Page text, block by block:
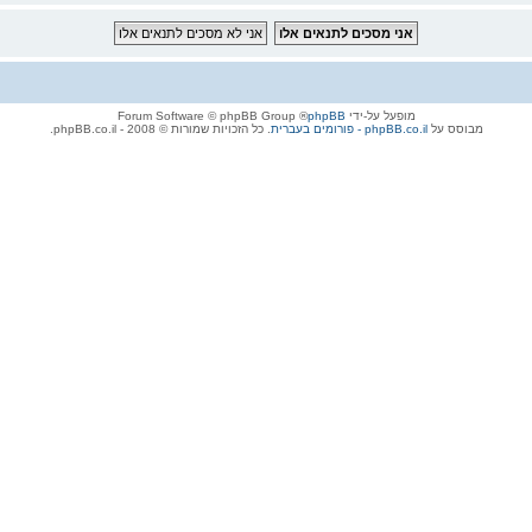
מופעל על-ידי phpBB
® Forum Software © phpBB Group
מבוסס עלphpBB.co.il - פורומים בעברית . כל הזכויות שמורות © 2008 - phpBB.co.il.